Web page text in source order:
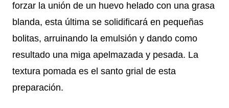
forzar la unión de un huevo helado con una grasa
blanda, esta última se solidificará en pequeñas
bolitas, arruinando la emulsión y dando como
resultado una miga apelmazada y pesada. La
textura pomada es el santo grial de esta
preparación.